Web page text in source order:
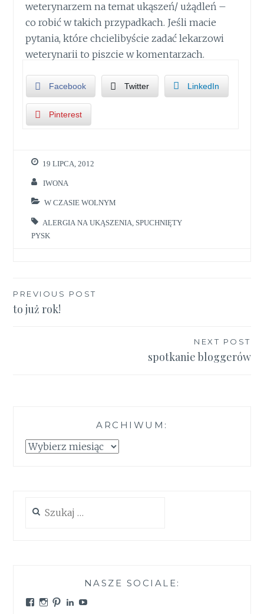
weterynarzem na temat ukąszeń/ użądleń –
co robić w takich przypadkach. Jeśli macie
pytania, które chcielibyście zadać lekarzowi
weterynarii to piszcie w komentarzach.
Facebook Twitter LinkedIn
Pinterest
19 LIPCA, 2012
IWONA
W CZASIE WOLNYM
ALERGIA NA UKĄSZENIA
SPUCHNIĘTY
PYSK
Nawigacja
wpisu
PREVIOUS POST
to już rok!
NEXT POST
spotkanie bloggerów
ARCHIWUM:
Archiwum:
NASZE SOCIALE:
Zobacz
ZobaczZobaczZobacz